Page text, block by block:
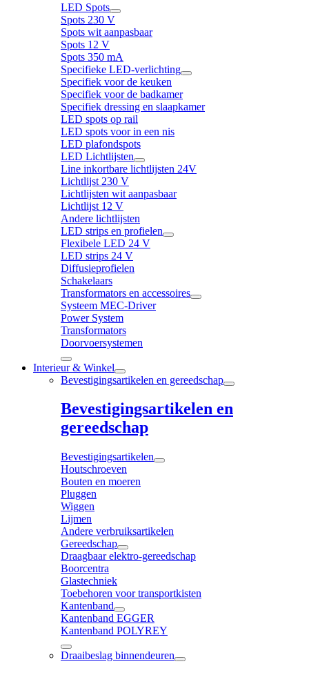
LED Spots
Spots 230 V
Spots wit aanpasbaar
Spots 12 V
Spots 350 mA
Specifieke LED-verlichting
Specifiek voor de keuken
Specifiek voor de badkamer
Specifiek dressing en slaapkamer
LED spots op rail
LED spots voor in een nis
LED plafondspots
LED Lichtlijsten
Line inkortbare lichtlijsten 24V
Lichtlijst 230 V
Lichtlijsten wit aanpasbaar
Lichtlijst 12 V
Andere lichtlijsten
LED strips en profielen
Flexibele LED 24 V
LED strips 24 V
Diffusieprofielen
Schakelaars
Transformators en accessoires
Systeem MEC-Driver
Power System
Transformators
Doorvoersystemen
Interieur & Winkel
Bevestigingsartikelen en gereedschap
Bevestigingsartikelen en
gereedschap
Bevestigingsartikelen
Houtschroeven
Bouten en moeren
Pluggen
Wiggen
Lijmen
Andere verbruiksartikelen
Gereedschap
Draagbaar elektro-gereedschap
Boorcentra
Glastechniek
Toebehoren voor transportkisten
Kantenband
Kantenband EGGER
Kantenband POLYREY
Draaibeslag binnendeuren